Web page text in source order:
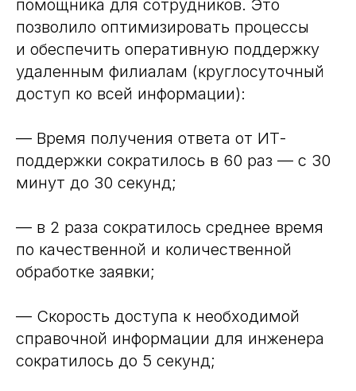
помощника для сотрудников. Это
позволило оптимизировать процессы
и обеспечить оперативную поддержку
удаленным филиалам (круглосуточный
доступ ко всей информации):
— Время получения ответа от ИТ-
поддержки сократилось в 60 раз — с 30
минут до 30 секунд;
— в 2 раза сократилось среднее время
по качественной и количественной
обработке заявки;
— Скорость доступа к необходимой
справочной информации для инженера
сократилось до 5 секунд;